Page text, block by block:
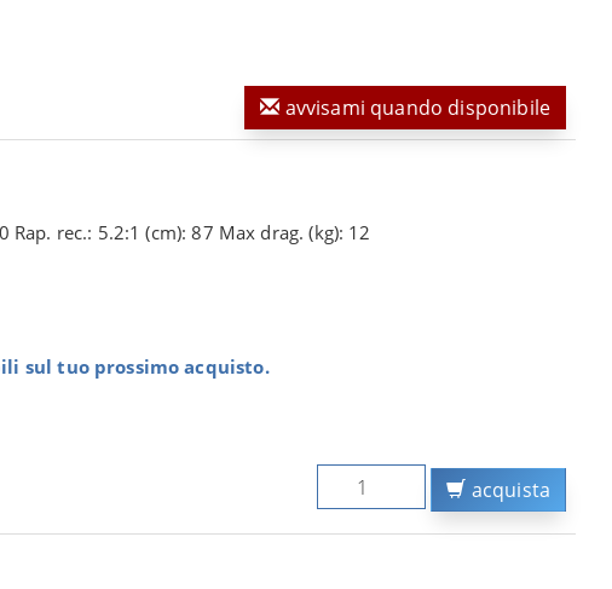
avvisami quando disponibile
rec.: 5.2:1 (cm): 87 Max drag. (kg): 12
sul tuo prossimo acquisto.
acquista